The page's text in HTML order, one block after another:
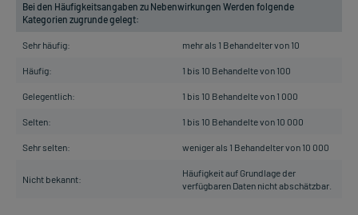
Bei den Häufigkeitsangaben zu Nebenwirkungen Werden folgende
Kategorien zugrunde gelegt:
Sehr häufig: mehr als 1 Behandelter von 10
Häufig: 1 bis 10 Behandelte von 100
Gelegentlich: 1 bis 10 Behandelte von 1 000
Selten: 1 bis 10 Behandelte von 10 000
Sehr selten: weniger als 1 Behandelter von 10 000
Nicht bekannt:
Häufigkeit auf Grundlage der
verfügbaren Daten nicht abschätzbar.